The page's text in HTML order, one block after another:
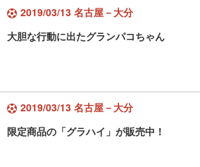
2019/03/13 名古屋－大分
大胆な行動に出たグランパコちゃん
2019/03/13 名古屋－大分
限定商品の「グラハイ」が販売中！